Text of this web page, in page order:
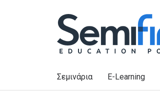
Σεμινάρια E-Learning